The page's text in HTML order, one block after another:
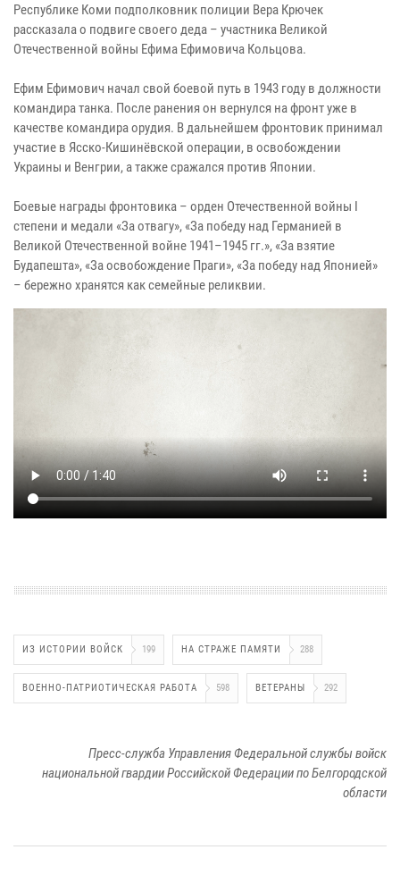
Республике Коми подполковник полиции Вера Крючек
рассказала о подвиге своего деда – участника Великой
Отечественной войны Ефима Ефимовича Кольцова.
Ефим Ефимович начал свой боевой путь в 1943 году в должности
командира танка. После ранения он вернулся на фронт уже в
качестве командира орудия. В дальнейшем фронтовик принимал
участие в Ясско-Кишинёвской операции, в освобождении
Украины и Венгрии, а также сражался против Японии.
Боевые награды фронтовика – орден Отечественной войны I
степени и медали «За отвагу», «За победу над Германией в
Великой Отечественной войне 1941–1945 гг.», «За взятие
Будапешта», «За освобождение Праги», «За победу над Японией»
– бережно хранятся как семейные реликвии.
ИЗ ИСТОРИИ ВОЙСК 199 НА СТРАЖЕ ПАМЯТИ 288
ВОЕННО-ПАТРИОТИЧЕСКАЯ РАБОТА 598 ВЕТЕРАНЫ 292
Пресс-служба Управления Федеральной службы войск
национальной гвардии Российской Федерации по Белгородской
области